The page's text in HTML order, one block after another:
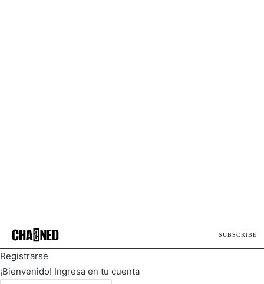
SUBSCRIBE
Registrarse
¡Bienvenido! Ingresa en tu cuenta